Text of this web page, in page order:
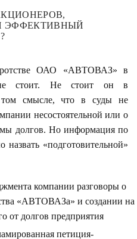
ЭФФЕКТИВНЫЙ
ОАО «АВТОВАЗ» в
не стоит. Не стоит он в
том смысле, что в суды не
несостоятельной или о
долгов. Но информация по
«подготовительной»
компании разговоры о
«АВТОВАЗа» и создании на
от долгов предприятия
петиция-